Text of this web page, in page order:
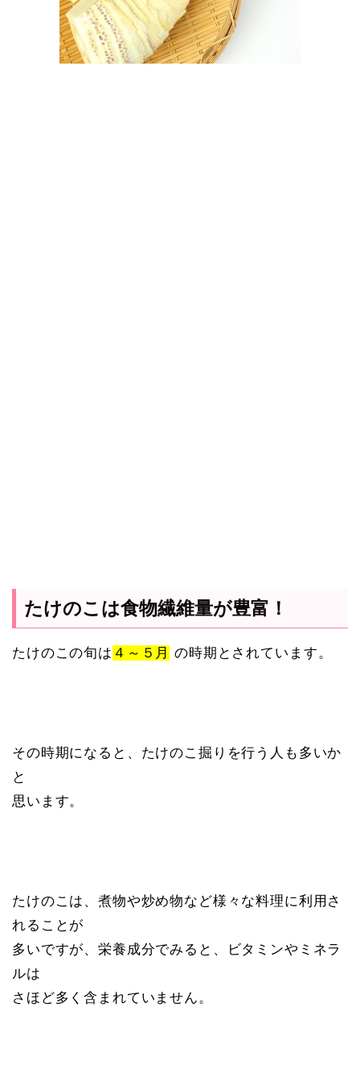
たけのこは食物繊維量が豊富！
たけのこの旬は ４～５月 の時期とされています。
その時期になると、たけのこ掘りを行う人も多いか
と
思います。
たけのこは、煮物や炒め物など様々な料理に利用さ
れることが
多いですが、栄養成分でみると、ビタミンやミネラ
ルは
さほど多く含まれていません。